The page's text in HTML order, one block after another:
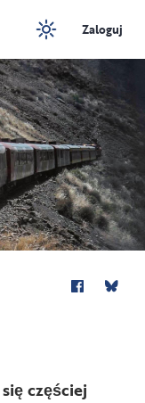
Zaloguj
częściej